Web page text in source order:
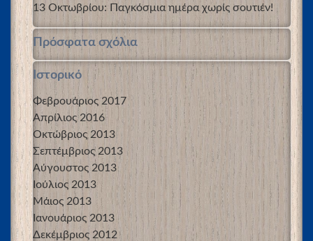
13 Οκτωβρίου: Παγκόσμια ημέρα χωρίς σουτιέν!
Πρόσφατα σχόλια
Ιστορικό
Φεβρουάριος 2017
Απρίλιος 2016
Οκτώβριος 2013
Σεπτέμβριος 2013
Αύγουστος 2013
Ιούλιος 2013
Μάιος 2013
Ιανουάριος 2013
Δεκέμβριος 2012